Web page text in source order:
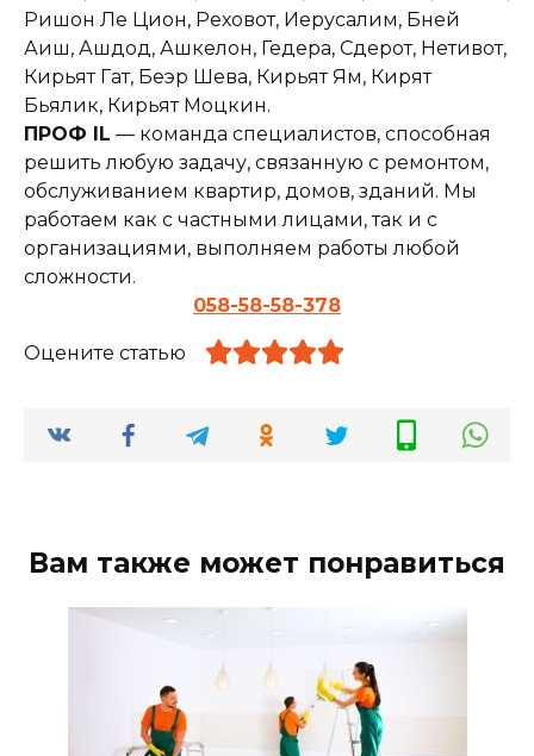
Ришон Ле Цион, Реховот, Иерусалим, Бней
Аиш, Ашдод, Ашкелон, Гедера, Сдерот, Нетивот,
Кирьят Гат, Беэр Шева, Кирьят Ям, Кирят
Бьялик, Кирьят Моцкин.
ПРОФ IL — команда специалистов, способная
решить любую задачу, связанную с ремонтом,
обслуживанием квартир, домов, зданий. Мы
работаем как с частными лицами, так и с
организациями, выполняем работы любой
сложности.
058-58-58-378
Оцените статью
Вам также может понравиться